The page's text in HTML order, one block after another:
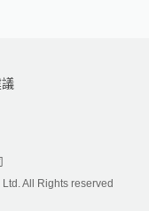
All Rights reserved